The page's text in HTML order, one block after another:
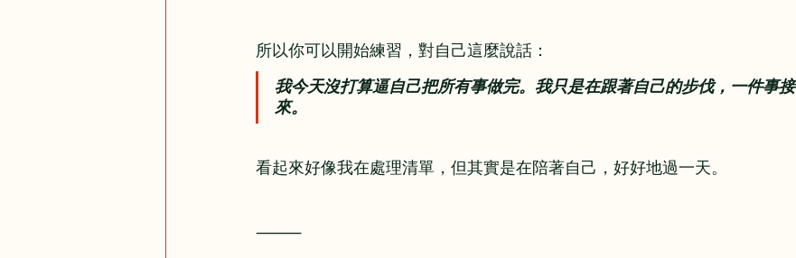
所以你可以開始練習，對自己這麼說話：
我今天沒打算逼自己把所有事做完。我只是在跟著自己的步伐，一件事
來。
看起來好像我在處理清單，但其實是在陪著自己，好好地過一天。
⸻